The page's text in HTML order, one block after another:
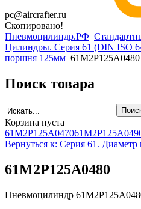
pc@aircrafter.ru
Скопировано!
Пневмоцилиндр.РФ
Цилиндры. Серия 61 (DIN ISO
поршня 125мм 61M2P125A0480
Поиск товара
Корзина пуста
61M2P125A0470
Вернуться к: Серия 61.
61M2P125A0480
Пневмоцилиндр